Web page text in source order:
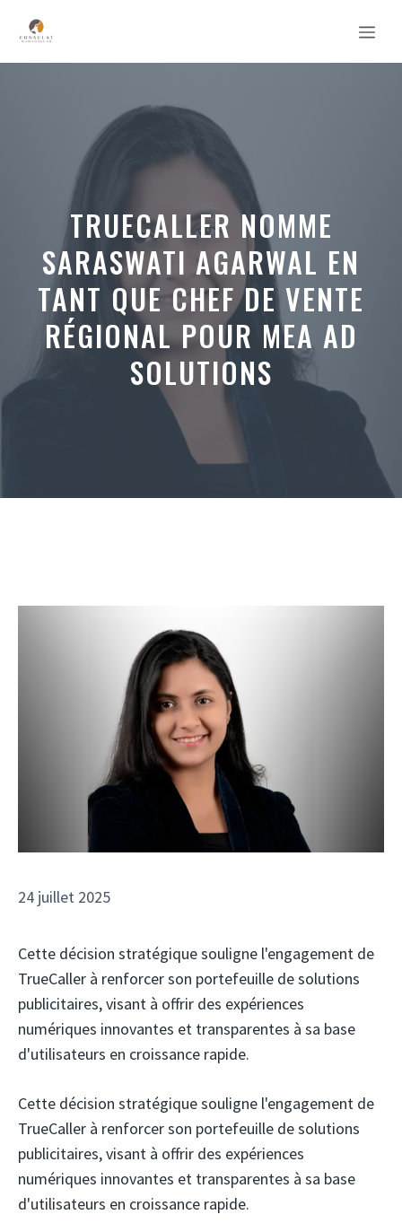
contenu
TRUECALLER NOMME
SARASWATI AGARWAL EN
TANT QUE CHEF DE VENTE
RÉGIONAL POUR MEA AD
SOLUTIONS
24 juillet 2025
Cette décision stratégique souligne l'engagement de
TrueCaller à renforcer son portefeuille de solutions
publicitaires, visant à offrir des expériences
numériques innovantes et transparentes à sa base
d'utilisateurs en croissance rapide.
Cette décision stratégique souligne l'engagement de
TrueCaller à renforcer son portefeuille de solutions
publicitaires, visant à offrir des expériences
numériques innovantes et transparentes à sa base
d'utilisateurs en croissance rapide.